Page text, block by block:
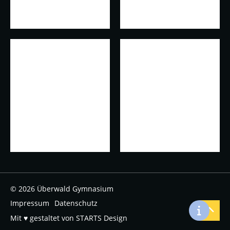
© 2026 Überwald Gymnasium
Impressum
Datenschutz
Mit ♥ gestaltet von STARTS Design